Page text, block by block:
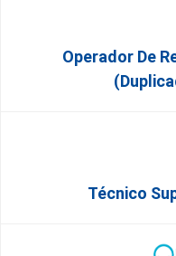
Operador De
Técnico